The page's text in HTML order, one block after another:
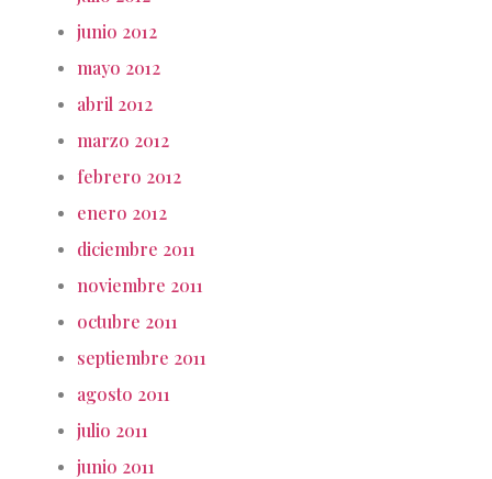
junio 2012
mayo 2012
abril 2012
marzo 2012
febrero 2012
enero 2012
diciembre 2011
noviembre 2011
octubre 2011
septiembre 2011
agosto 2011
julio 2011
junio 2011